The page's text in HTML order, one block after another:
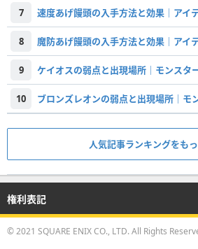
7 速度あげ饅頭の入手方法と効果｜アイ
8 魔防あげ饅頭の入手方法と効果｜アイ
9 ケイオスの弱点と出現場所｜モンスタ
10 ブロンズレオンの弱点と出現場所｜モ
人気記事ランキングをも
権利表記
© 2021 SQUARE ENIX CO., LTD. All Rights